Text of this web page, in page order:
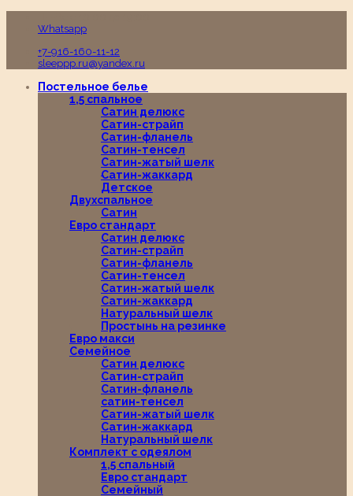
Whatsapp
+7-916-160-11-12
sleeppp.ru@yandex.ru
Постельное белье
1,5 спальное
Сатин делюкс
Сатин-страйп
Сатин-фланель
Сатин-тенсел
Сатин-жатый шелк
Сатин-жаккард
Детское
Двухспальное
Сатин
Евро стандарт
Сатин делюкс
Сатин-страйп
Сатин-фланель
Сатин-тенсел
Сатин-жатый шелк
Сатин-жаккард
Натуральный шелк
Простынь на резинке
Евро макси
Семейное
Сатин делюкс
Сатин-страйп
Сатин-фланель
сатин-тенсел
Сатин-жатый шелк
Сатин-жаккард
Натуральный шелк
Комплект с одеялом
1,5 спальный
Евро стандарт
Семейный